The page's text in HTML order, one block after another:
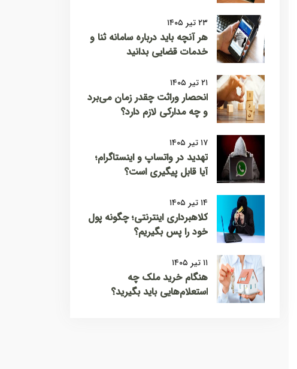
۲۳ تیر ۱۴۰۵
هر آنچه باید درباره سامانه ثنا و
خدمات قضایی بدانید
۲۱ تیر ۱۴۰۵
انحصار وراثت چقدر زمان می‌برد
و چه مدارکی لازم دارد؟
۱۷ تیر ۱۴۰۵
تهدید در واتساپ و اینستاگرام؛
آیا قابل پیگیری است؟
۱۴ تیر ۱۴۰۵
کلاهبرداری اینترنتی؛ چگونه پول
خود را پس بگیریم؟
۱۱ تیر ۱۴۰۵
هنگام خرید ملک چه
استعلام‌هایی باید بگیرید؟